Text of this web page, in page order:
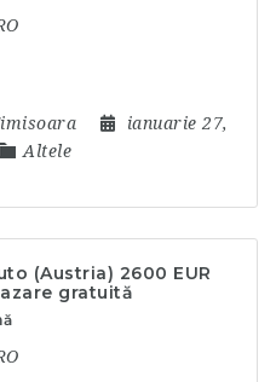
ianuarie 27,
Altele
(Austria) 2600 EUR
gratuită